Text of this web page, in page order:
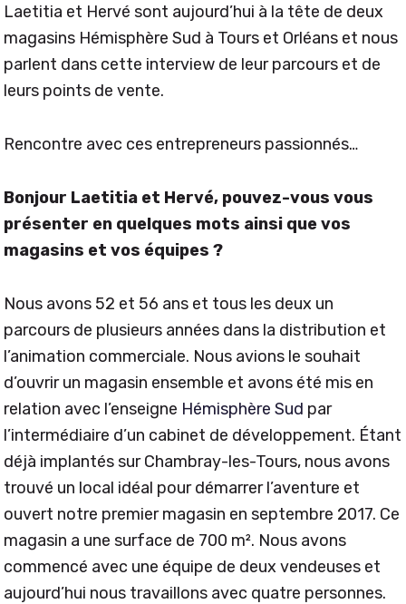
Laetitia et Hervé sont aujourd’hui à la tête de deux
magasins Hémisphère Sud à Tours et Orléans et nous
parlent dans cette interview de leur parcours et de
leurs points de vente.
Rencontre avec ces entrepreneurs passionnés…
Bonjour Laetitia et Hervé, pouvez-vous vous
présenter en quelques mots ainsi que vos
magasins et vos équipes ?
Nous avons 52 et 56 ans et tous les deux un
parcours de plusieurs années dans la distribution et
l’animation commerciale. Nous avions le souhait
d’ouvrir un magasin ensemble et avons été mis en
relation avec l’enseigne Hémisphère Sud par
l’intermédiaire d’un cabinet de développement. Étant
déjà implantés sur Chambray-les-Tours, nous avons
trouvé un local idéal pour démarrer l’aventure et
ouvert notre premier magasin en septembre 2017. Ce
magasin a une surface de 700 m². Nous avons
commencé avec une équipe de deux vendeuses et
aujourd’hui nous travaillons avec quatre personnes.